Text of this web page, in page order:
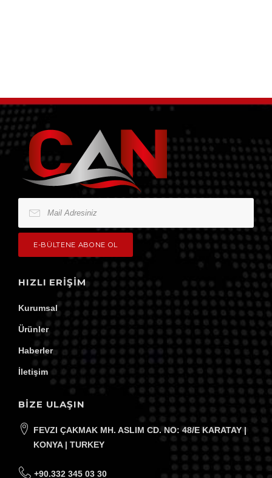
HIZLI ERIŞIM
Kurumsal
Ürünler
Haberler
İletişim
BİZE ULAŞIN
FEVZI ÇAKMAK MH. ASLIM CD. NO: 48/E KARATAY |
KONYA | TURKEY
+90.332 345 03 30